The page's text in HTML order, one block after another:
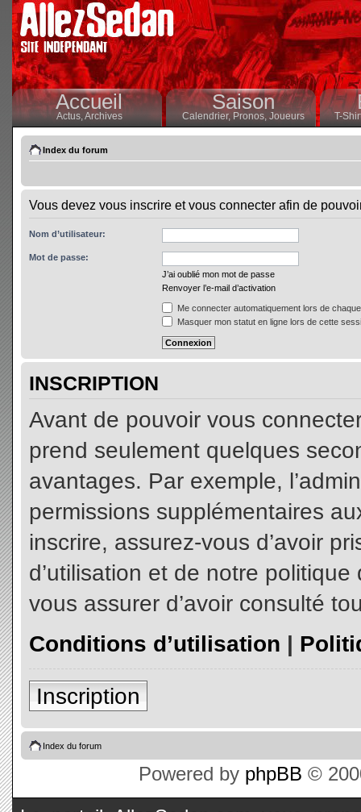
Accueil
Actus,Archives
Saison
Calendrier,Pronos, Joueurs T-
Index du forum
Vous devez vous inscrire et vous connecter afin de
Nom d’utilisateur:
Mot de passe:
J’ai oublié mon mot de passe
Renvoyer l’e-mail d’activation
Me connecter automatiquement lors de
Masquer mon statut en ligne lors de cette
INSCRIPTION
Avant de pouvoir vous
prend seulement quelques
avantages. Par exemple,
permissions supplémentaires
inscrire, assurez-vous d’avoir
d’utilisation et de notre
vous assurer d’avoir consulté
Conditions d’utilisation |
Inscription
Index du forum
Powered by phpBB ©